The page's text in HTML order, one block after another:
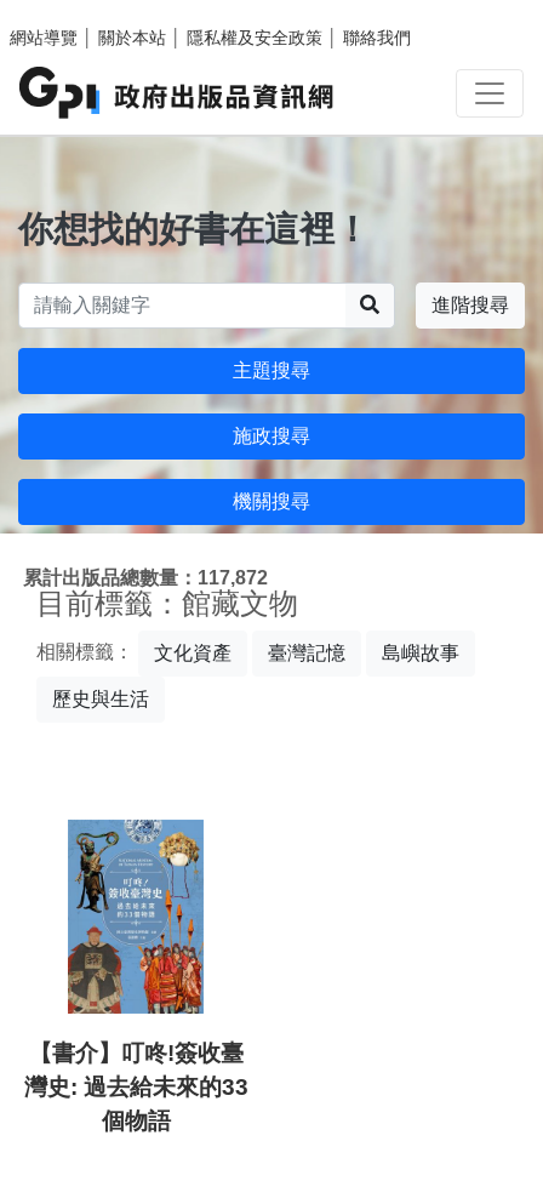
網站導覽
關於本站 隱私權及安全政策 聯絡我們
你想找的好書在這裡！
進階搜尋
主題搜尋
施政搜尋
機關搜尋
累計出版品總數量：117,872
目前標籤：館藏文物
相關標籤： 文化資產 臺灣記憶 島嶼故事
歷史與生活
【書介】叮咚!簽收臺
灣史: 過去給未來的33
個物語